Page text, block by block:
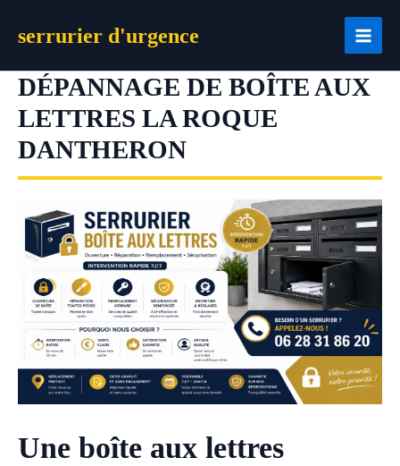
serrurier d'urgence
DÉPANNAGE DE BOÎTE AUX
LETTRES LA ROQUE
DANTHERON
Une boîte aux lettres